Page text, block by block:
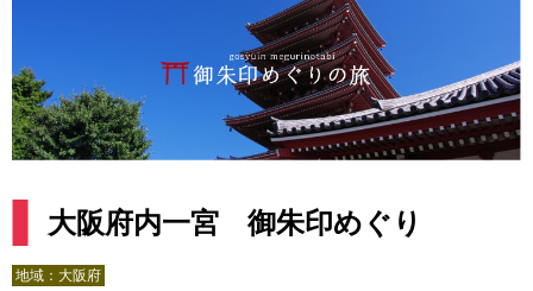
大阪府内一宮 御朱印めぐり
地域： 大阪府